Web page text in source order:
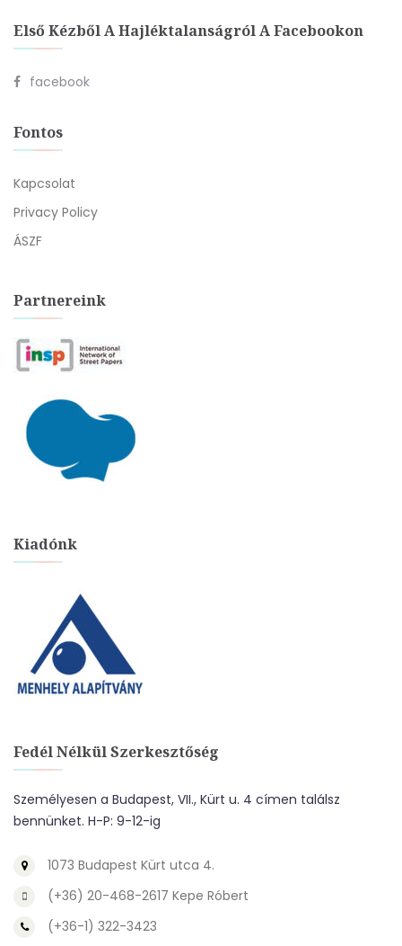
Első Kézből A Hajléktalanságról A Facebookon
facebook
Fontos
Kapcsolat
Privacy Policy
ÁSZF
Partnereink
Kiadónk
Fedél Nélkül Szerkesztőség
Személyesen a Budapest, VII., Kürt u. 4 címen találsz
bennünket. H-P: 9-12-ig
1073 Budapest Kürt utca 4.
(+36) 20-468-2617 Kepe Róbert
(+36-1) 322-3423